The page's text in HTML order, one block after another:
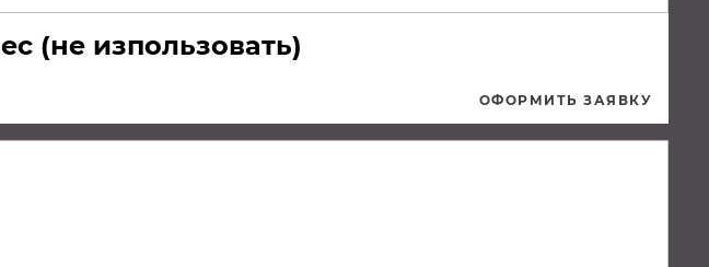
(не изпользовать)
ОФОРМИТЬ ЗАЯВКУ